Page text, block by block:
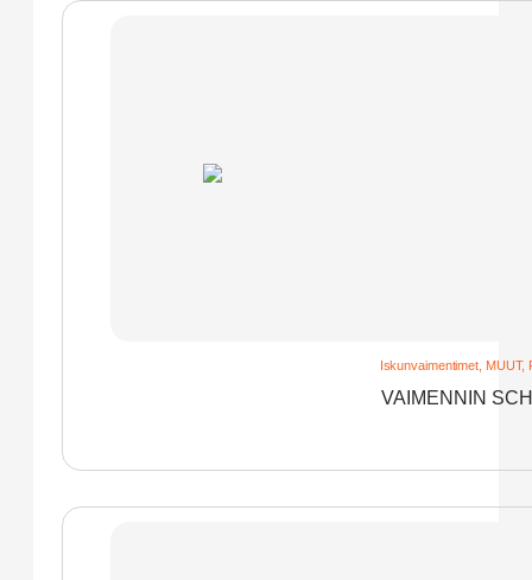
Iskunvaimentimet MUUT,
VAIMENNIN